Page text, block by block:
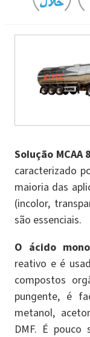
Solução MCAA
caracterizado
maioria das
(incolor,
são essenciais.
O ácido
reativo e é
compostos
pungente, é
metanol,
DMF. É pouco